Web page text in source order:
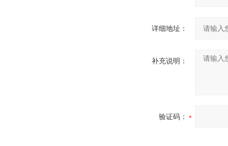
详细地址：
补充说明：
验证码：